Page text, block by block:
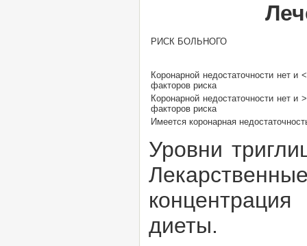
РИСК БОЛЬНОГО
Коронарной недостаточности нет и
факторов риска
Коронарной недостаточности нет и
факторов риска
Имеется коронарная
Уровни
диеты.